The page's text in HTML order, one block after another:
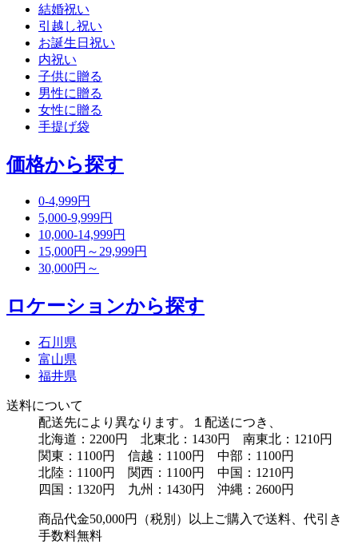
結婚祝い
引越し祝い
お誕生日祝い
内祝い
子供に贈る
男性に贈る
女性に贈る
手提げ袋
価格から探す
0-4,999円
5,000-9,999円
10,000-14,999円
15,000円～29,999円
30,000円～
ロケーションから探す
石川県
富山県
福井県
送料について
配送先により異なります。１配送につき、
北海道：2200円 北東北：1430円 南東北：1210円
関東：1100円 信越：1100円 中部：1100円
北陸：1100円 関西：1100円 中国：1210円
四国：1320円 九州：1430円 沖縄：2600円
商品代金50,000円（税別）以上ご購入で送料、代引き
手数料無料